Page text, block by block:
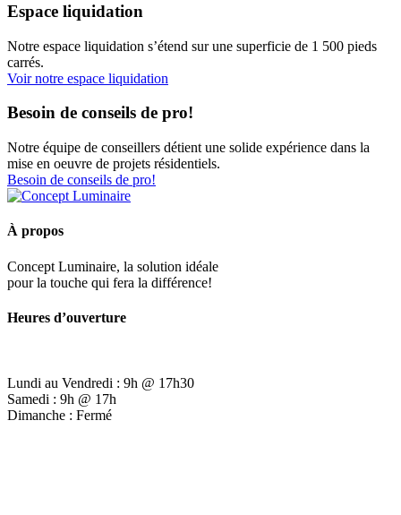
Espace liquidation
Notre espace liquidation s’étend sur une superficie de 1 500 pieds
carrés.
Voir notre espace liquidation
Besoin de conseils de pro!
Notre équipe de conseillers détient une solide expérience dans la
mise en oeuvre de projets résidentiels.
Besoin de conseils de pro!
À propos
Concept Luminaire, la solution idéale
pour la touche qui fera la différence!
Heures d’ouverture
Lundi au Vendredi : 9h @ 17h30
Samedi : 9h @ 17h
Dimanche : Fermé